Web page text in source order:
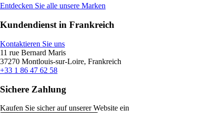
Entdecken Sie alle unsere Marken
Kundendienst in Frankreich
Kontaktieren Sie uns
11 rue Bernard Maris
37270 Montlouis-sur-Loire, Frankreich
+33 1 86 47 62 58
Sichere Zahlung
Kaufen Sie sicher auf unserer Website ein